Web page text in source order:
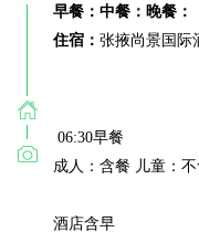
早餐：中餐：晚餐：
住宿：张掖尚景国际
06:30早餐
成人：含餐 儿童：
酒店含早